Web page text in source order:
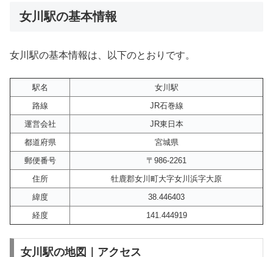
女川駅の基本情報
女川駅の基本情報は、以下のとおりです。
駅名
女川駅
路線
JR石巻線
運営会社
JR東日本
都道府県
宮城県
郵便番号
〒986-2261
住所
牡鹿郡女川町大字女川浜字大原
緯度
38.446403
経度
141.444919
女川駅の地図｜アクセス